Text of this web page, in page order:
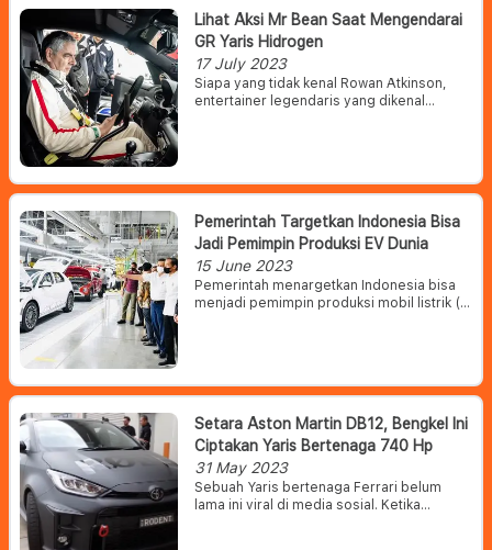
Lihat Aksi Mr Bean Saat Mengendarai
GR Yaris Hidrogen
17 July 2023
Siapa yang tidak kenal Rowan Atkinson,
entertainer legendaris yang dikenal
Pemerintah Targetkan Indonesia Bisa
Jadi Pemimpin Produksi EV Dunia
15 June 2023
Pemerintah menargetkan Indonesia bisa
menjadi pemimpin produksi mobil listrik (
Setara Aston Martin DB12, Bengkel Ini
Ciptakan Yaris Bertenaga 740 Hp
31 May 2023
Sebuah Yaris bertenaga Ferrari belum
lama ini viral di media sosial. Ketika